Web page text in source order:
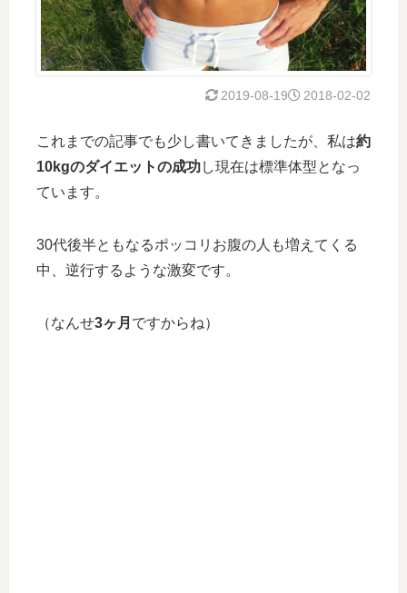
2018-02-02
2019-08-19
これまでの記事でも少し書いてきましたが、私は約
10kgのダイエットの成功し現在は標準体型となっ
ています。
30代後半ともなるポッコリお腹の人も増えてくる
中、逆行するような激変です。
（なんせ3ヶ月 ですからね）